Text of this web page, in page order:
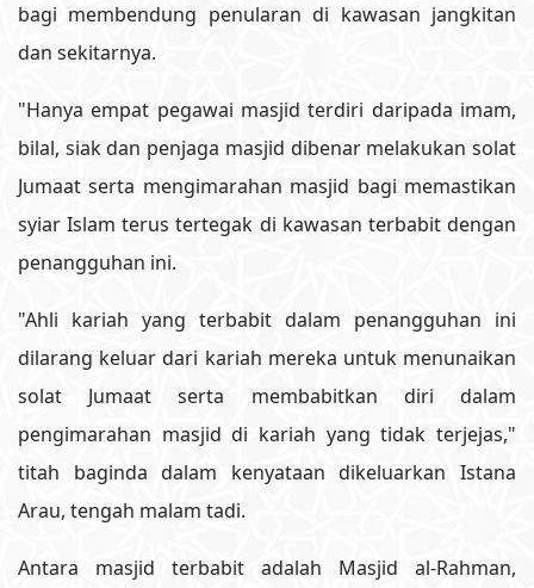
bagi membendung penularan di kawasan jangkitan
dan sekitarnya.
"Hanya empat pegawai masjid terdiri daripada imam,
bilal, siak dan penjaga masjid dibenar melakukan solat
Jumaat serta mengimarahan masjid bagi memastikan
syiar Islam terus tertegak di kawasan terbabit dengan
penangguhan ini.
"Ahli kariah yang terbabit dalam penangguhan ini
dilarang keluar dari kariah mereka untuk menunaikan
solat Jumaat serta membabitkan diri dalam
pengimarahan masjid di kariah yang tidak terjejas,"
titah baginda dalam kenyataan dikeluarkan Istana
Arau, tengah malam tadi.
Antara masjid terbabit adalah Masjid al-Rahman,